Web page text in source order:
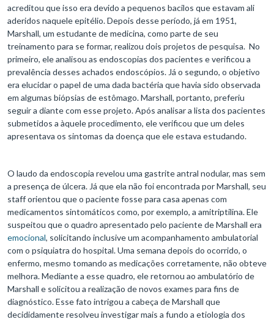
acreditou que isso era devido a pequenos bacilos que estavam ali
aderidos naquele epitélio. Depois desse período, já em 1951,
Marshall, um estudante de medicina, como parte de seu
treinamento para se formar, realizou dois projetos de pesquisa. No
primeiro, ele analisou as endoscopias dos pacientes e verificou a
prevalência desses achados endoscópios. Já o segundo, o objetivo
era elucidar o papel de uma dada bactéria que havia sido observada
em algumas biópsias de estômago. Marshall, portanto, preferiu
seguir a diante com esse projeto. Após analisar a lista dos pacientes
submetidos a àquele procedimento, ele verificou que um deles
apresentava os sintomas da doença que ele estava estudando.
O laudo da endoscopia revelou uma gastrite antral nodular, mas sem
a presença de úlcera. Já que ela não foi encontrada por Marshall, seu
staff orientou que o paciente fosse para casa apenas com
medicamentos sintomáticos como, por exemplo, a amitriptilina. Ele
suspeitou que o quadro apresentado pelo paciente de Marshall era
emocional, solicitando inclusive um acompanhamento ambulatorial
com o psiquiatra do hospital. Uma semana depois do ocorrido, o
enfermo, mesmo tomando as medicações corretamente, não obteve
melhora. Mediante a esse quadro, ele retornou ao ambulatório de
Marshall e solicitou a realização de novos exames para fins de
diagnóstico. Esse fato intrigou a cabeça de Marshall que
decididamente resolveu investigar mais a fundo a etiologia dos